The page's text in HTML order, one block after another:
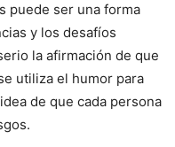
puede ser una forma
y los desafíos
la afirmación de que
utiliza el humor para
de que cada persona